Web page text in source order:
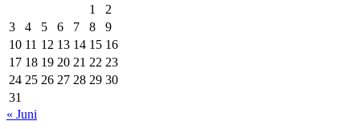
1
2
3
4 5 6 7 8
9
10 11 12 13 14 15 16
17 18 19 20 21 22 23
24 25 26 27 28 29 30
31
« Juni